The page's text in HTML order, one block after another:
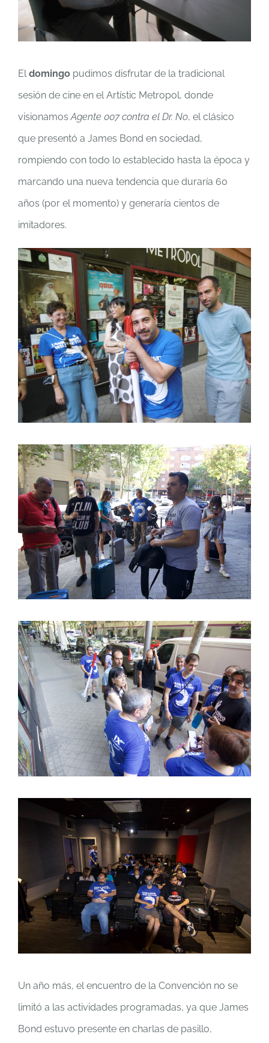
El domingo pudimos disfrutar de la tradicional
sesión de cine en el Artístic Metropol, donde
visionamosAgente 007 contra el Dr. No, el clásico
que presentó a James Bond en sociedad,
rompiendo con todo lo establecido hasta la época y
marcando una nueva tendencia que duraría 60
años (por el momento) y generaría cientos de
imitadores.
Un año más, el encuentro de la Convención no se
limitó a las actividades programadas, ya que James
Bond estuvo presente en charlas de pasillo,